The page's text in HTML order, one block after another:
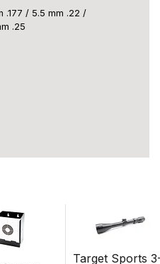
.177 / 5.5 mm .22 /
.25
Target Sports